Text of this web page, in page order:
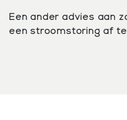
Een ander advies aan
een stroomstoring af